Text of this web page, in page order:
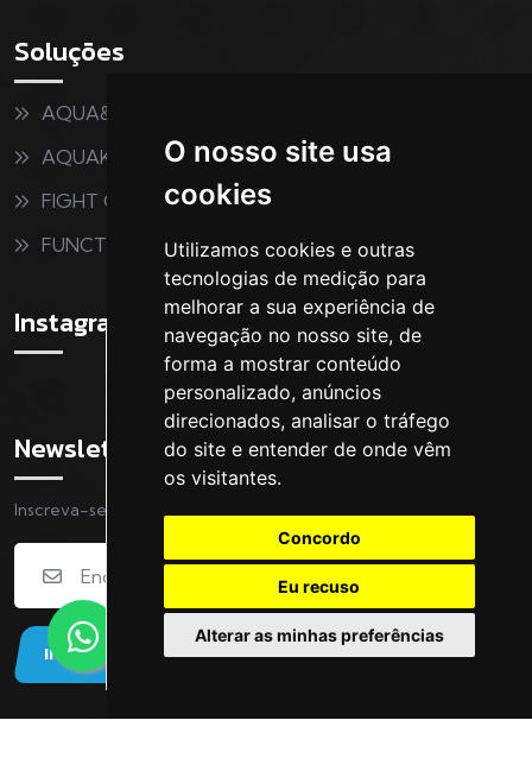
O nosso site usa
cookies
Utilizamos cookies e outras
tecnologias de medição para
melhorar a sua experiência de
navegação no nosso site, de
forma a mostrar conteúdo
personalizado, anúncios
direcionados, analisar o tráfego
do site e entender de onde vêm
os visitantes.
Concordo
Eu recuso
Alterar as minhas preferências
Soluções
AQUA&FITNESS
AQUAKIDS
FIGHT CLUB
FUNCTIONAL
Instagram
Newsletter
Inscreva-se na nossa Newsletter
INSCREVER